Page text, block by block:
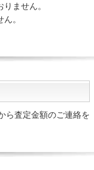
ません。
。
ら査定金額のご連絡を